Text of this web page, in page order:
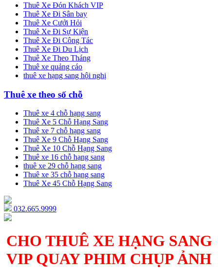
Thuê Xe Đón Khách VIP
Thuê Xe Đi Sân bay
Thuê Xe Cưới Hỏi
Thuê Xe Đi Sự Kiện
Thuê Xe Đi Công Tác
Thuê Xe Đi Du Lịch
Thuê Xe Theo Tháng
Thuê xe quảng cáo
thuê xe hạng sang hội nghị
Thuê xe theo số chỗ
Thuê xe 4 chỗ hạng sang
Thuê Xe 5 Chỗ Hạng Sang
Thuê xe 7 chỗ hạng sang
Thuê Xe 9 Chỗ Hạng Sang
Thuê Xe 10 Chỗ Hạng Sang
Thuê xe 16 chỗ hạng sang
thuê xe 29 chỗ hạng sang
Thuê xe 35 chỗ hạng sang
Thuê Xe 45 Chỗ Hạng Sang
032.665.9999
CHO THUÊ XE HẠNG SANG
VIP QUAY PHIM CHỤP ẢNH